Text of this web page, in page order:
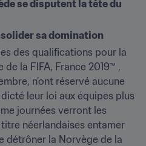
se disputent la tête du
sa domination
des qualifications pour la
la FIFA, France 2019™ ,
n’ont réservé aucune
leur loi aux équipes plus
journées verront les
néerlandaises entamer
détrôner la Norvège de la